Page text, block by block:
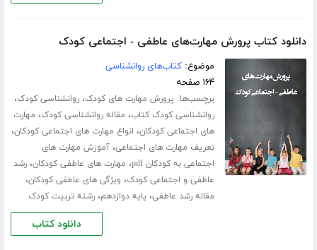
دانلود کتاب پرورش مهارت‌های عاطفی - اجتماعی کودک
موضوع:کتاب‌های روانشناسی
۱۶۴ صفحه
برچسب‌ها: پرورش مهارت های کودک،روانشناسی کودک،
روانشناسی کودک کتاب، مقاله روانشناسی کودک، مهارت
های اجتماعی کودکان، انواع مهارت های اجتماعی کودکان،
تعریف مهارت های اجتماعی،آموزش مهارت های
اجتماعی به کودکان pdf
، مهارت های عاطفی کودکان،رشد
عاطفی و اجتماعی کودک، ویژگی های عاطفی کودکان،
مقاله رشد عاطفی، پایه دوازدهم،رشته تربیت کودک
دانلود کتاب